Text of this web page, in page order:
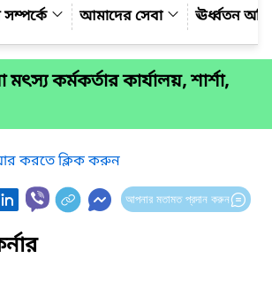
আমাদের সেবা ঊর্ধ্বতন
কর্মকর্তার কার্যালয়, শার্শা,
করতে ক্লিক করুন
আপনার মতামত প্রদান করুন